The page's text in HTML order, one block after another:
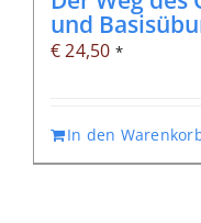
und
€24,50 *
In den